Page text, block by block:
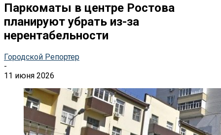
Паркоматы в центре Ростова
планируют убрать из-за
нерентабельности
Городской Репортер
-
11 июня 2026